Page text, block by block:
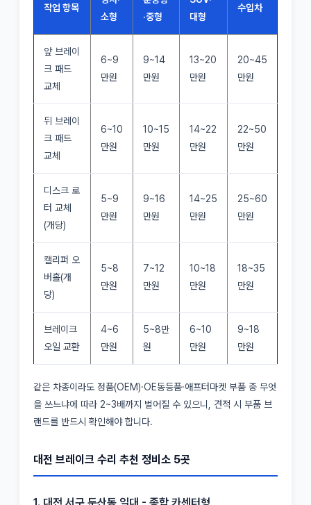
작업 항목
소형
·중형
대형
수입차
앞 브레이
크 패드
교체
6~9
만원
9~14
만원
13~20
만원
20~45
만원
뒤 브레이
크 패드
교체
6~10
만원
10~15
만원
14~22
만원
22~50
만원
디스크 로
터 교체
(개당)
5~9
만원
9~16
만원
14~25
만원
25~60
만원
캘리퍼 오
버홀(개
당)
5~8
만원
7~12
만원
10~18
만원
18~35
만원
브레이크
오일 교환
4~6
만원
5~8만
원
6~10
만원
9~18
만원
같은 차종이라도 정품(OEM)·OE동등품·애프터마켓 부품 중 무엇
을 쓰느냐에 따라 2~3배까지 벌어질 수 있으니, 견적 시 부품 브
랜드를 반드시 확인해야 합니다.
대전 브레이크 수리 추천 정비소 5곳